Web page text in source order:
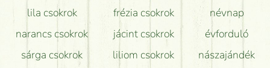
lila csokrok
narancs csokrok
sárga csokrok
frézia csokrok
jácint csokrok
liliom csokrok
névnap
évforduló
nászajándék